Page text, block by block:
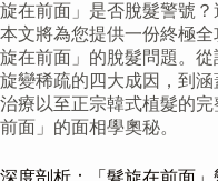
旋在前面」是否脫髮警號？
本文將為您提供一份終極
旋在前面」的脫髮問題。
旋變稀疏的四大成因，到
治療以至正宗韓式植髮的
前面」的面相學奧秘。
深度剖析：「髮旋在前面